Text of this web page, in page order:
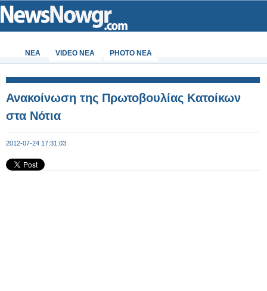
ΝΕΑ VIDEO NEA PHOTO NEA
Ανακοίνωση της Πρωτοβουλίας Κατοίκων
στα Νότια
2012-07-24 17:31:03